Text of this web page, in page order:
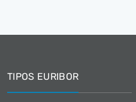
TIPOS EURIBOR